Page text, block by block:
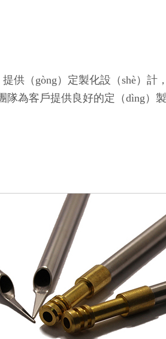
供（gòng）定製化設（shè）計
隊為客戶提供良好的定（dìng）